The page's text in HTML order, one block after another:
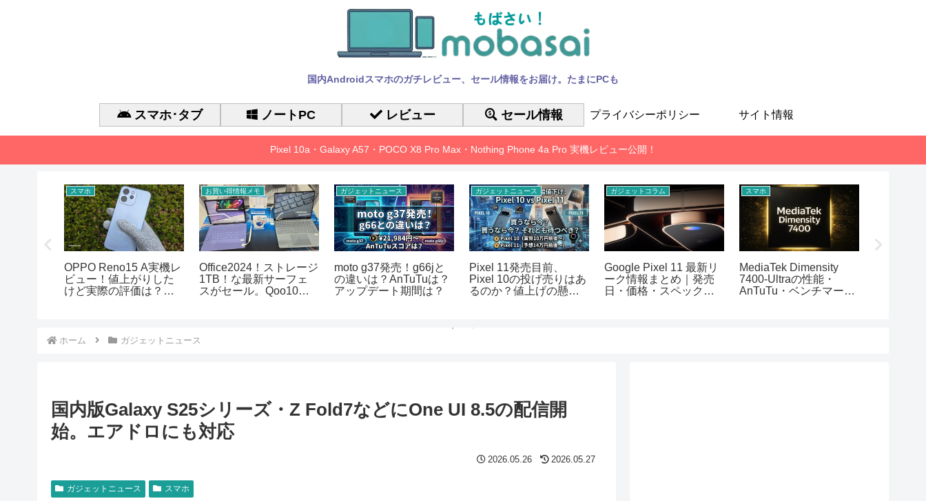
国内Androidスマホのガチレビュー、セール情報をお届け。たまにPCも
スマホ･タブ ノートPC レビュー セール情報 プライバシーポリシー サイト情報
Pixel 10a・Galaxy A57・POCO X8 Pro Max・Nothing Phone 4a Pro 実機レビュー公開！
スマホ
OPPO Reno15 A実機レ
ビュー！値上がりした
けど実際の評価は？徹
お買い得情報メモ
Office2024！ストレージ
1TB！な最新サーフェ
スがセール。Qoo10メ
ガジェットニュース
moto g37発売！g66jと
の違いは？AnTuTuは？
アップデート期間は？
ガジェットニュース
Pixel 11発売目前、
Pixel 10の投げ売りはあ
るのか？値上げの懸念
ガジェットコラム
Google Pixel 11 最新リ
ーク情報まとめ｜発売
日・価格・スペック予
スマホ
MediaTek Dimensity
7400-Ultraの性能・
AnTuTu・ベンチマーク
ホーム ガジェットニュース
国内版Galaxy S25シリーズ・Z Fold7などにOne UI 8.5の配信開
始。エアドロにも対応
2026.05.26 2026.05.27
ガジェットニュース スマホ